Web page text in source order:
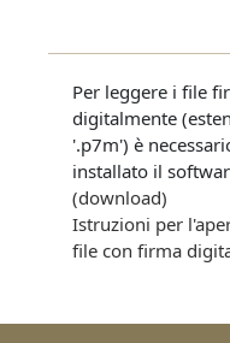
Per leggere i file
digitalmente
'.p7m') è
installato il
(download)
Istruzioni per
file con firma